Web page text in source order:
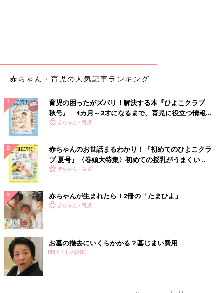
赤ちゃん・育児の人気記事ランキング
育児の困ったがズバリ！解決する本『ひよこクラブ
秋号』 4カ月～2才になるまで、育児に役立つ情報が
いっぱい！
赤ちゃん・育児
赤ちゃんのお世話まるわかり！『初めてのひよこクラ
ブ 夏号』〈巻頭大特集〉初めての授乳がうまくい
く！ おっぱい・ミルクの基本と夏のトラブル 解決テ
赤ちゃん・育児
赤ちゃんが生まれたら！2冊の「たまひよ」
赤ちゃん・育児
お墓の撤去にいくらかかる？墓じまい費用
PR(くらしの話題)